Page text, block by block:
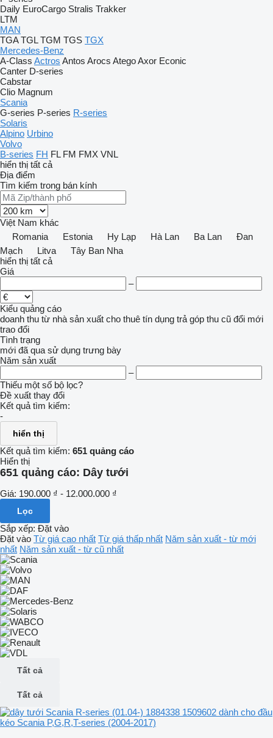
Daily EuroCargo Stralis Trakker
LTM
MAN
TGA TGL TGM TGS TGX
Mercedes-Benz
A-Class Actros Antos Arocs AtegoAxor Econic
Canter D-series
Cabstar
Clio Magnum
Scania
G-series P-series R-series
Solaris
Alpino Urbino
Volvo
B-series FH FL FM FMX VNL
hiển thị tất cả
Địa điểm
Tìm kiếm trong bán kính
Việt Nam khác
Romania
Estonia Hy Lạp Hà Lan Ba Lan
Đan
Mạch
Litva
Tây Ban Nha
hiển thị tất cả
Giá
–
Kiểu quảng cáo
doanh thu từ nhà sản xuất cho thuê tín dụng trả góp thu cũ đổi mới
trao đổi
Tình trạng
mới đã qua sử dụng trưng bày
Năm sản xuất
–
Thiếu một số bộ lọc?
Đề xuất thay đổi
Kết quả tìm kiếm:
-
hiển thị
Kết quả tìm kiếm: 651 quảng cáo
Hiển thị
651 quảng cáo: Dây tưới
Giá: 190.000 ₫ - 12.000.000 ₫
Lọc
Sắp xếp: Đặt vào
Đặt vào Từ giá cao nhất Từ giá thấp nhất Năm sản xuất - từ mới
nhất Năm sản xuất - từ cũ nhất
Tất cả
Tất cả